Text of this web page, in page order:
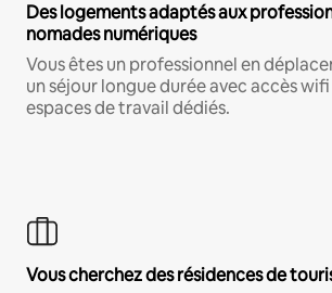
Des logements adaptés aux
nomades numériques
Vous êtes un professionnel en
un séjour longue durée avec accès
espaces de travail dédiés.
Vous cherchez des résidences de